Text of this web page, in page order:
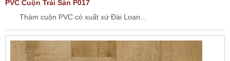
PVC Cuộn Trải Sàn P017
Thảm cuộn PVC có xuất xứ Đài Loan...